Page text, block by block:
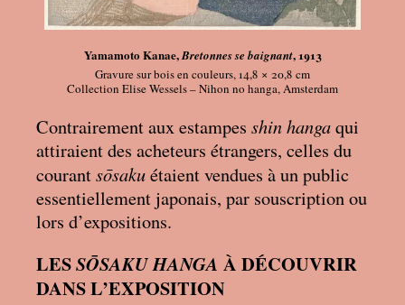
Yamamoto Kanae,Bretonnes se baignant, 1913
Gravure sur bois en couleurs, 14,8 × 20,8 cm
Collection Elise Wessels – Nihon no hanga, Amsterdam
Contrairement aux estampes shin hangaqui
attiraient des acheteurs étrangers, celles du
courantsōsakuétaient vendues à un public
essentiellement japonais, par souscription ou
lors d’expositions.
LESSŌSAKU HANGA À DÉCOUVRIR
DANS L’EXPOSITION